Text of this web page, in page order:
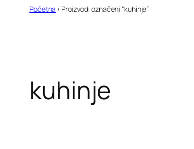
Početna / Proizvodi označeni “kuhinje”
kuhinje